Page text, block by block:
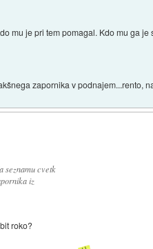
mu je pri tem pomagal. Kdo mu ga je
zapornika v podnajem...rento,
seznamu cvetk
iz
roko?